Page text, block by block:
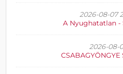
2026-08-07
A Nyughatatlan -
2026-08-
CSABAGYÖNGYE